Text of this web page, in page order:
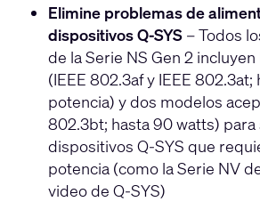
Elimine problemas de
dispositivos Q-SYS– Todos
de la Serie NS Gen 2
(IEEE 802.3af y IEEE
potencia) y dos modelos
802.3bt; hasta 90 watts) para
dispositivos Q-SYS que
potencia (como la Serie NV
video de Q-SYS)